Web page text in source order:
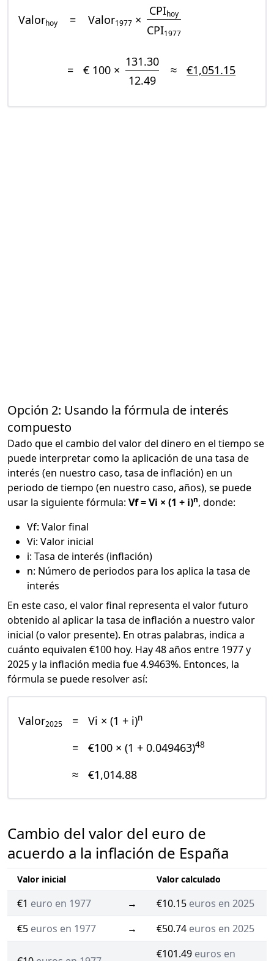
Valorhoy = Valor1977 ×
CPIhoy
CPI1977
= € 100 ×
131.30
12.49
≈ €1,051.15
Opción 2: Usando la fórmula de interés
compuesto
Dado que el cambio del valor del dinero en el tiempo se
puede interpretar como la aplicación de una tasa de
interés (en nuestro caso, tasa de inflación) en un
periodo de tiempo (en nuestro caso, años), se puede
usar la siguiente fórmula: Vf = Vi × (1 + i)n, donde:
Vf: Valor final
Vi: Valor inicial
i: Tasa de interés (inflación)
n: Número de periodos para los aplica la tasa de
interés
En este caso, el valor final representa el valor futuro
obtenido al aplicar la tasa de inflación a nuestro valor
inicial (o valor presente). En otras palabras, indica a
cuánto equivalen €100 hoy. Hay 48 años entre 1977 y
2025 y la inflación media fue 4.9463%. Entonces, la
fórmula se puede resolver así:
Valor2025 = Vi × (1 + i)n
= €100 × (1 + 0.049463)48
≈ €1,014.88
Cambio del valor del euro de
acuerdo a la inflación de España
Valor inicial Valor calculado
€1 euro en 1977 → €10.15 euros en 2025
€5 euros en 1977 → €50.74 euros en 2025
€101.49 euros en